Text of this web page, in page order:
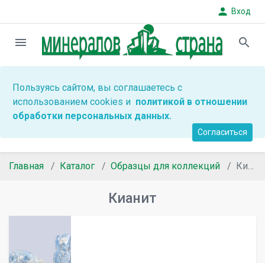
person Вход
menu search
Пользуясь сайтом, вы соглашаетесь с
использованием cookies и политикой в отношении
обработки персональных данных.
Согласиться
Главная Каталог Образцы для коллекций Кианит
Кианит